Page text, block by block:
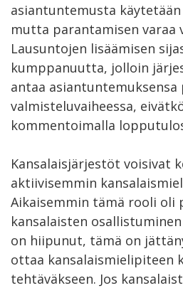
asiantuntemusta käytetään
mutta parantamisen varaa
Lausuntojen lisäämisen
kumppanuutta, jolloin
antaa
valmisteluvaiheessa,
kommentoimalla
Kansalaisjärjestöt voisivat
aktiivisemmin
Aikaisemmin tämä rooli oli
kansalaisten
on hiipunut, tämä on
ottaa kansalaismielipiteen
tehtäväkseen. Jos